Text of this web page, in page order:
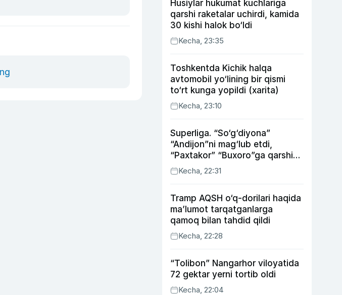
Husiylar hukumat kuchlariga
qarshi raketalar uchirdi, kamida
30 kishi halok bo‘ldi
Kecha, 23:35
Toshkentda Kichik halqa
avtomobil yo‘lining bir qismi
to‘rt kunga yopildi (xarita)
Kecha, 23:10
Superliga. “So‘g‘diyona”
“Andijon”ni mag‘lub etdi,
“Paxtakor” “Buxoro”ga qarshi
bahsda g‘alabani qo‘ldan
chiqardi
Kecha, 22:31
Tramp AQSH o‘q-dorilari haqida
ma’lumot tarqatganlarga
qamoq bilan tahdid qildi
Kecha, 22:28
“Tolibon” Nangarhor viloyatida
72 gektar yerni tortib oldi
Kecha, 22:04